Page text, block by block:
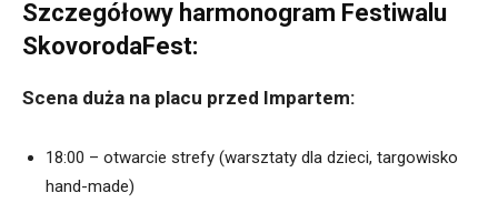
Szczegółowy harmonogram Festiwalu
SkovorodaFest:
Scena duża na placu przed Impartem:
18:00 – otwarcie strefy (warsztaty dla dzieci, targowisko
hand-made)